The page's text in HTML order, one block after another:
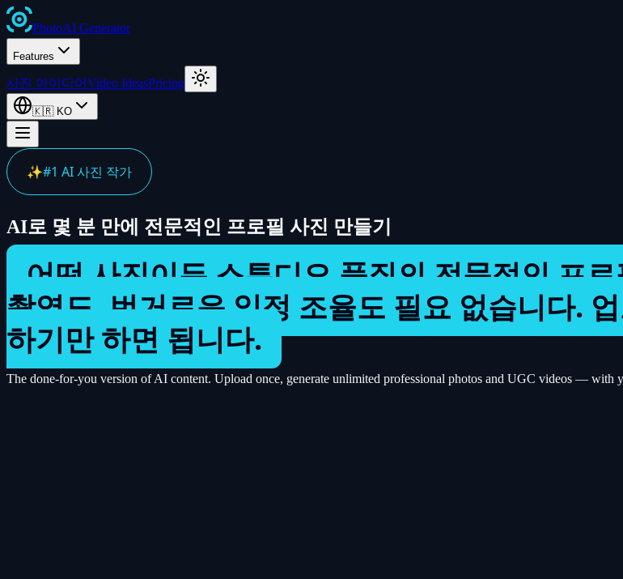
PhotoAI Generator
Features
사진 아이디어Video IdeasPricing
🇰🇷 KO
✨#1 AI 사진 작가
AI로 몇 분 만에 전문적인 프로필 사진 만들기
어떤 사진이든 스튜디오 품질의 전문적인 프
촬영도, 번거로운 일정 조율도 필요 없습니다.
하기만 하면 됩니다.
The done-for-you version of AI content. Upload once, generate unlimited professional photos and UGC videos — with